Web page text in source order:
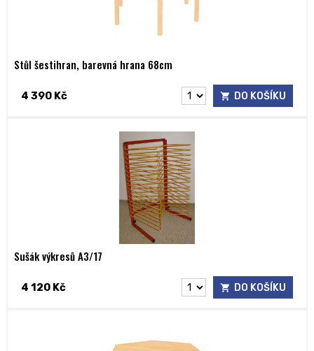
Stůl šestihran, barevná hrana 68cm
4 390 Kč DO KOŠÍKU
Sušák výkresů A3/17
4 120 Kč DO KOŠÍKU